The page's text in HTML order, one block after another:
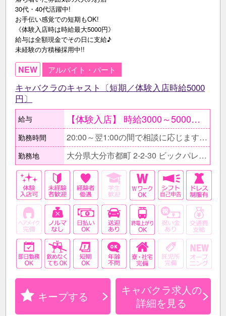
30代・40代活躍中!
お手伝い感覚での短期もOK!
《体験入店時は時給最大5000円》
給与は全額現金でその日に支給♪
未経験の方積極採用中!!
NEW アルバイト・パート
キャバクラのキャスト〔短期／体験入店時給5000
円〕
給与 【体験入店】 時給3000～5000円 随時受付中〔複数回可能〕 ●条件が合えば面接当日もOK ○面接後、そのまま体験入店もOK ●給与はその日に全額現金支給 ○最大1週間可能 【在籍後】 時給1800円～3500円＋各種手当 ＜月収例＞ ≪会社終わりに働くAさん≫ 時給1800円×3h×月12日 ＝6万4800円＋〔手当〕
勤務時間 20:00～翌1:00の間で相談に応じます。 ■短時間勤務もOK。 □日によって出勤時間や退勤時間が変わるのもOK。 ■無理な残業をお願いする事はありません。 □早上がりの希望などお気軽にご相談下さい。
勤務地 大分県大分市都町 2-2-30 ビックパレスビル2F
キープする
キャバクラ求人の
詳細を見る